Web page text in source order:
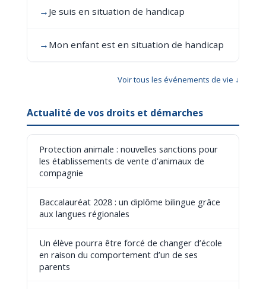
→ Je suis en situation de handicap
→ Mon enfant est en situation de handicap
Voir tous les événements de vie ↓
Actualité de vos droits et démarches
Protection animale : nouvelles sanctions pour
les établissements de vente d’animaux de
compagnie
Baccalauréat 2028 : un diplôme bilingue grâce
aux langues régionales
Un élève pourra être forcé de changer d’école
en raison du comportement d’un de ses
parents